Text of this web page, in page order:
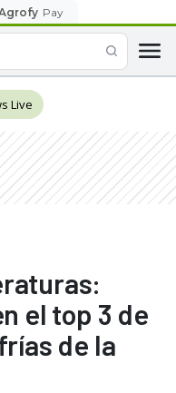
Pay
Live
el top 3 de
de la